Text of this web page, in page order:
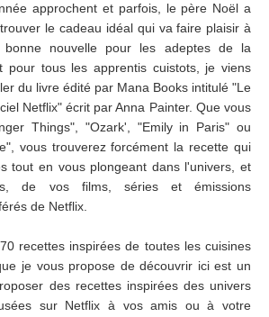
ESPACE
MEMBRE
approchent et parfois, le père Noël a
le cadeau idéal qui va faire plaisir à
nouvelle pour les adeptes de la
pour tous les apprentis cuistots, je viens
du livre édité par Mana Books intitulé "Le
Netflix" écrit par Anna Painter. Que vous
Things", "Ozark', "Emily in Paris" ou
vous trouverez forcément la recette qui
tout en vous plongeant dans l'univers, et
de vos films, séries et émissions
de Netflix.
recettes inspirées de toutes les cuisines
je vous propose de découvrir ici est un
des recettes inspirées des univers
sur Netflix à vos amis ou à votre